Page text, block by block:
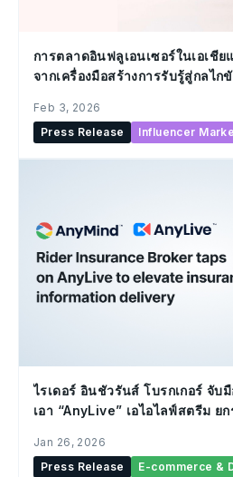
การตลาดอินฟลูเอนเซอร์ในเอเชี
จากเครื่องมือสร้างการรับรู้สู่กลไก
Feb 3, 2026
Press Release
Influencer
ไรเดอร์ อินชัวรันส์ โบรกเกอร์ จับ
เอา “AnyLive” เอไอไลฟ์สตรีม ย
Jan 26, 2026
Press Release
E-commerce &